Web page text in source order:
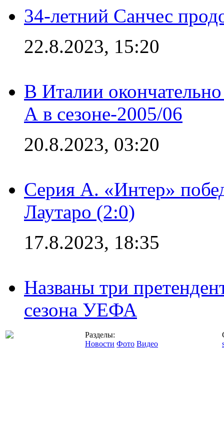
34-летний Санчес
22.8.2023, 15:20
В Италии
А в сезоне-2005/06
20.8.2023, 03:20
Серия А. «Интер»
Лаутаро (2:0)
17.8.2023, 18:35
Названы три
сезона УЕФА
Разделы:
Новости Фото Видео